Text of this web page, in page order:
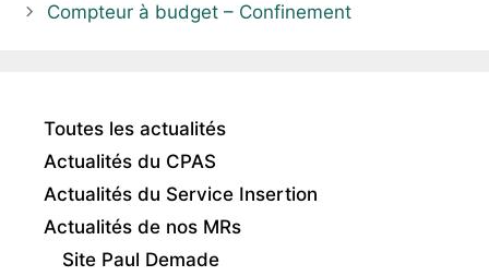
Compteur à budget – Confinement
Toutes les actualités
Actualités du CPAS
Actualités du Service Insertion
Actualités de nos MRs
Site Paul Demade